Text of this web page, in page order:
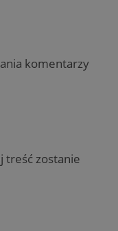
komentarzy
treść zostanie